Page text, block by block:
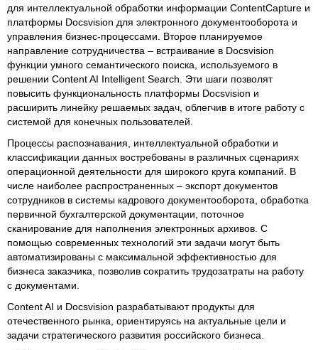
для интеллектуальной обработки информации ContentCapture и
платформы Docsvision для электронного документооборота и
управления бизнес-процессами. Второе планируемое
направление сотрудничества – встраивание в Docsvision
функции умного семантического поиска, используемого в
решении Content AI Intelligent Search. Эти шаги позволят
повысить функциональность платформы Docsvision и
расширить линейку решаемых задач, облегчив в итоге работу с
системой для конечных пользователей.
Процессы распознавания, интеллектуальной обработки и
классификации данных востребованы в различных сценариях
операционной деятельности для широкого круга компаний. В
числе наиболее распространенных – экспорт документов
сотрудников в системы кадрового документооборота, обработка
первичной бухгалтерской документации, поточное
сканирование для наполнения электронных архивов. С
помощью современных технологий эти задачи могут быть
автоматизированы с максимальной эффективностью для
бизнеса заказчика, позволив сократить трудозатраты на работу
с документами.
Content AI и Docsvision разрабатывают продукты для
отечественного рынка, ориентируясь на актуальные цели и
задачи стратегического развития российского бизнеса.